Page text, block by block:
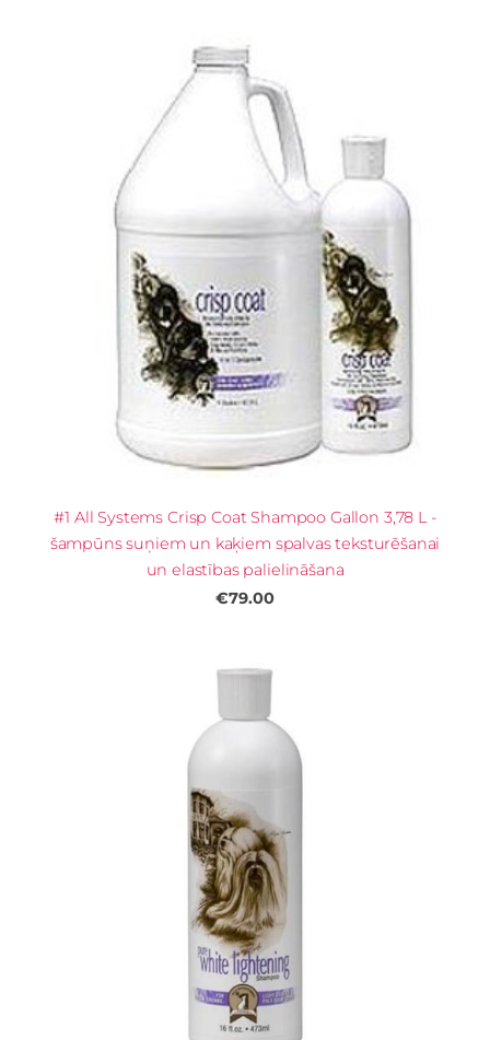
#1 All Systems Crisp Coat Shampoo Gallon 3,78 L -
šampūns suņiem un kaķiem spalvas teksturēšanai
un elastības palielināšana
€79.00